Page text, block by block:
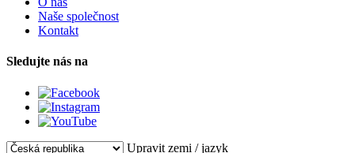
Naše společnost
Kontakt
Sledujte nás na
Upravit zemi / jazyk